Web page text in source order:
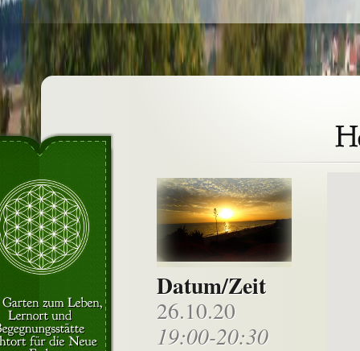
Datum/Zeit
26.10.20
19:00-20:30